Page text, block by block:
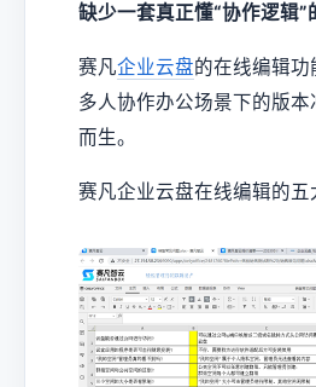
缺少一套真正懂“协作逻辑”
赛凡企业云盘的在线编辑
多人协作办公场景下的版
而生。
赛凡企业云盘在线编辑的五